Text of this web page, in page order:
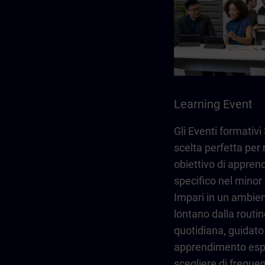
Learning Event
Gli Eventi formativi
scelta perfetta per
obiettivo di
specifico nel
Impari in un
lontano dalla
quotidiana,
apprendimento